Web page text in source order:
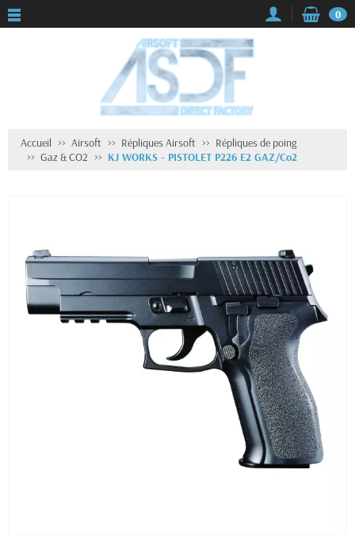
0
Accueil Airsoft Répliques Airsoft
Répliques de poing
Gaz & CO2
KJ WORKS - PISTOLET P226 E2 GAZ/Co2